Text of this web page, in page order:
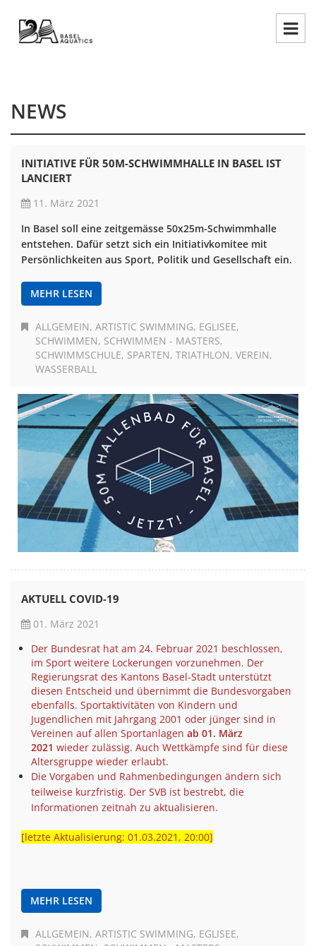
NEWS
INITIATIVE FÜR 50M-SCHWIMMHALLE IN BASEL IST
LANCIERT
11. März 2021
In Basel soll eine zeitgemässe 50x25m-Schwimmhalle
entstehen. Dafür setzt sich ein Initiativkomitee mit
Persönlichkeiten aus Sport, Politik und Gesellschaft ein.
MEHR LESEN
ALLGEMEIN ARTISTIC SWIMMING EGLISEE
SCHWIMMEN SCHWIMMEN - MASTERS
SCHWIMMSCHULE SPARTEN TRIATHLON VEREIN
WASSERBALL
AKTUELL COVID-19
01. März 2021
Der Bundesrat hat am 24. Februar 2021 beschlossen,
im Sport weitere Lockerungen vorzunehmen. Der
Regierungsrat des Kantons Basel-Stadt unterstützt
diesen Entscheid und übernimmt die Bundesvorgaben
ebenfalls. Sportaktivitäten von Kindern und
Jugendlichen mit Jahrgang 2001 oder jünger sind in
Vereinen auf allen Sportanlagen ab 01. März
2021 wieder zulässig. Auch Wettkämpfe sind für diese
Altersgruppe wieder erlaubt.
Die Vorgaben und Rahmenbedingungen ändern sich
teilweise kurzfristig. Der SVB ist bestrebt, die
Informationen zeitnah zu aktualisieren.
[letzte Aktualisierung: 01.03.2021, 20:00]
MEHR LESEN
ALLGEMEIN ARTISTIC SWIMMING EGLISEE